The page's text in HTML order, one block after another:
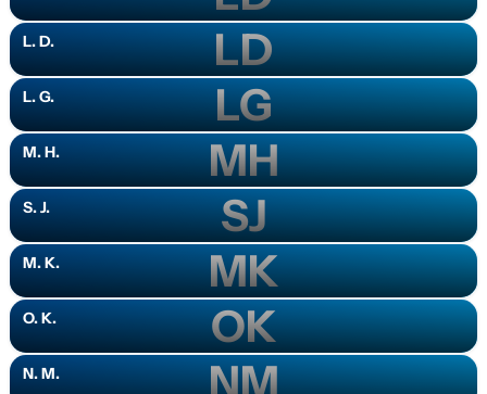
LD
L. D.
LG
L. G.
MH
M. H.
SJ
S. J.
MK
M. K.
OK
O. K.
NM
N. M.